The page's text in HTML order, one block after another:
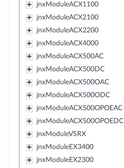
jnxModuleACX1100
jnxModuleACX2100
jnxModuleACX2200
jnxModuleACX4000
jnxModuleACX500AC
jnxModuleACX500DC
jnxModuleACX500OAC
jnxModuleACX500ODC
jnxModuleACX500OPOEAC
jnxModuleACX500OPOEDC
jnxModuleVSRX
jnxModuleEX3400
jnxModuleEX2300